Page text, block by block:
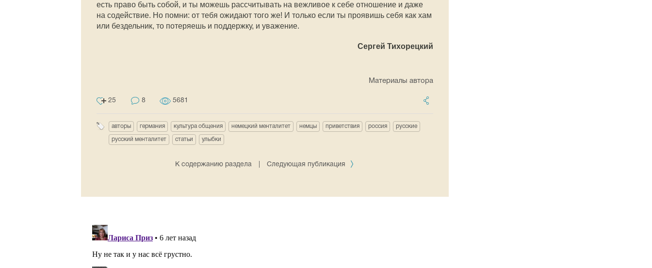
есть право быть собой, и ты можешь рассчитывать на вежливое к себе отношение и даже
на содействие. Но помни: от тебя ожидают того же! И только если ты проявишь себя как хам
или бездельник, то потеряешь и поддержку, и уважение.
Сергей Тихорецкий
Материалы автора
25 8 5681
авторы германия культура общения немецкий менталитет немцы приветствия россия русские
русский менталитет статьи улыбки
К содержанию раздела Следующая публикация